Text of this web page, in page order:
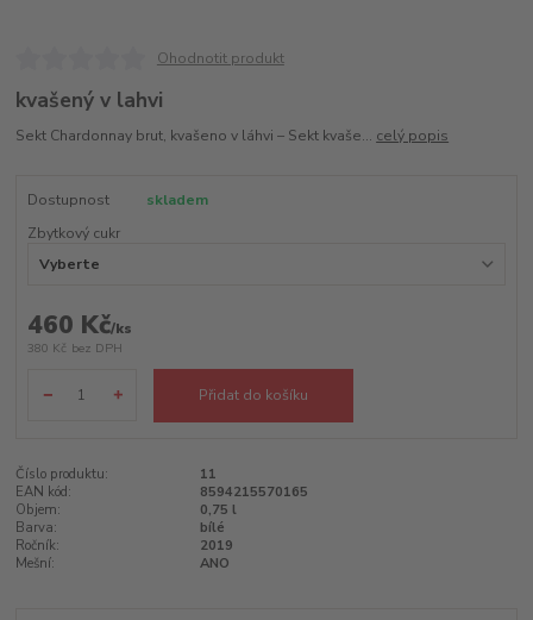
Ohodnotit produkt
kvašený v lahvi
Sekt Chardonnay brut, kvašeno v láhvi – Sekt kvaše... celý popis
Dostupnost
skladem
Zbytkový cukr
460 Kč/ks
380 Kč bez DPH
Přidat do košíku
Číslo produktu:
11
EAN kód:
8594215570165
Objem:
0,75 l
Barva:
bílé
Ročník:
2019
Mešní:
ANO